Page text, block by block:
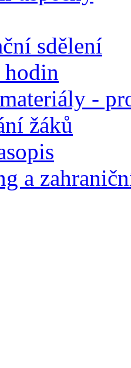
sdělení
-
žáků
a